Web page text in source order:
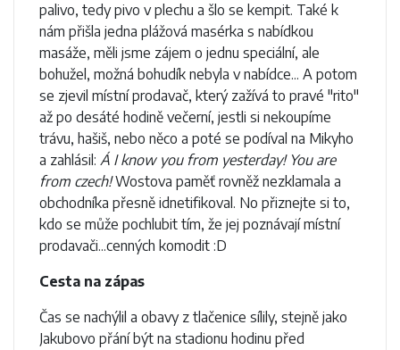
palivo, tedy pivo v plechu a šlo se kempit. Také k
nám přišla jedna plážová masérka s nabídkou
masáže, měli jsme zájem o jednu speciální, ale
bohužel, možná bohudík nebyla v nabídce... A potom
se zjevil místní prodavač, který zažívá to pravé "rito"
až po desáté hodině večerní, jestli si nekoupíme
trávu, hašiš, nebo něco a poté se podíval na Mikyho
a zahlásil: Á I know you from yesterday! You are
from czech!Wostova paměť rovněž nezklamala a
obchodníka přesně idnetifikoval. No přiznejte si to,
kdo se může pochlubit tím, že jej poznávají místní
prodavači...cenných komodit :D
Cesta na zápas
Čas se nachýlil a obavy z tlačenice sílily, stejně jako
Jakubovo přání být na stadionu hodinu před